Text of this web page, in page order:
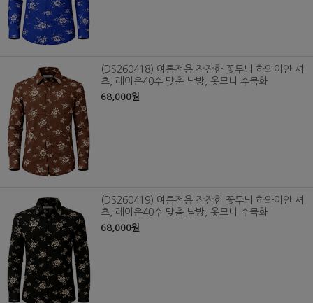
(DS260418) 여름전용 잔잔한 꽃무늬 하와이안 셔
츠, 레이온40수 맞춤 남방, 옷므니 수묵화
68,000원
(DS260419) 여름전용 잔잔한 꽃무늬 하와이안 셔
츠, 레이온40수 맞춤 남방, 옷므니 수묵화
68,000원